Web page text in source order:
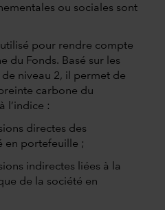
ou sociales sont
pour rendre compte
du Fonds. Basé sur les
niveau 2, il permet de
carbone du
l’indice :
directes des
en portefeuille ;
indirectes liées à la
de la société en